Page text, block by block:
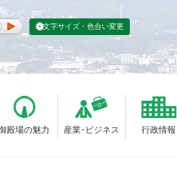
殿場の魅力 産業･ビジネス 行政情報
文字サイズ・色合い変更